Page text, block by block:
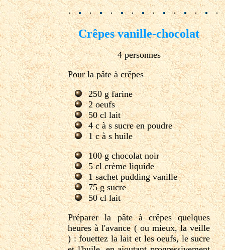
Crêpes vanille-chocolat
4 personnes
Pour la pâte à crêpes
250 g farine
2 oeufs
50 cl lait
4 c à s sucre en poudre
1 c à s huile
100 g chocolat noir
5 cl crème liquide
1 sachet pudding vanille
75 g sucre
50 cl lait
Préparer la pâte à crêpes quelques
heures à l'avance ( ou mieux, la veille
) : fouettez la lait et les oeufs, le sucre